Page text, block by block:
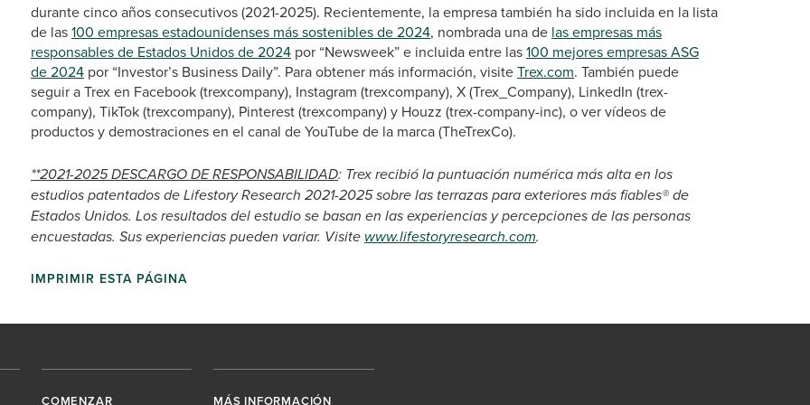
durante cinco años consecutivos (2021-2025). Recientemente, la empresa también ha sido incluida en la lista
de las100 empresas estadounidenses más sostenibles de 2024, nombrada una de las empresas más
responsables de Estados Unidos de 2024 por “Newsweek” e incluida entre las100 mejores empresas ASG
de 2024 por “Investor’s Business Daily”. Para obtener más información, visiteTrex.com. También puede
seguir a Trex en Facebook (trexcompany), Instagram (trexcompany), X (Trex_Company), LinkedIn (trex-
company), TikTok (trexcompany), Pinterest (trexcompany) y Houzz (trex-company-inc), o ver vídeos de
productos y demostraciones en el canal de YouTube de la marca (TheTrexCo).
**2021-2025 DESCARGO DE RESPONSABILIDAD: Trex recibió la puntuación numérica más alta en los
estudios patentados de Lifestory Research 2021-2025 sobre las terrazas para exteriores más fiables® de
Estados Unidos. Los resultados del estudio se basan en las experiencias y percepciones de las personas
encuestadas. Sus experiencias pueden variar. Visite www.lifestoryresearch.com.
IMPRIMIR ESTA PÁGINA
COMENZAR MÁS INFORMACIÓN